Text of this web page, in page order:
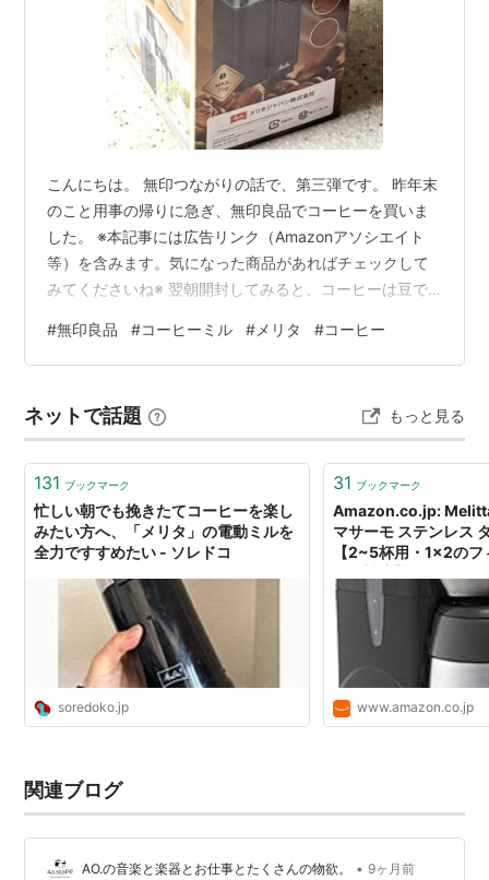
こんにちは。 無印つながりの話で、第三弾です。 昨年末
のこと用事の帰りに急ぎ、無印良品でコーヒーを買いま
した。 ※本記事には広告リンク（Amazonアソシエイト
等）を含みます。気になった商品があればチェックして
みてくださいね※ 翌朝開封してみると、コーヒーは豆で
ドドリップで入れてはいるものの、さすがに豆ではどう
しようもなく。 交換してもらいに行くのには、電車にの
ヒーミルです。 ちょうど、ケーズデンキの株主優待券
2000円分を持っていたので使いました。 ケーズのアプリ
で、３０００円以上のお…
#無印良品 #コーヒーミル # メリタ #コーヒー
ネットで話題 もっと見る
131 ブックマーク
忙しい朝でも挽きたてコーヒーを楽し
みたい方へ、「メリタ」の電動ミルを
全力ですすめたい - ソレドコ
soredoko.jp
31 ブックマーク
Amazon.co.jp:
マサーモ ステンレス
【2~5杯用・1×2の
ッチン
www.amazon.co.jp
関連ブログ
AO.の音楽と楽器とお仕事とたくさんの物欲。 • 9ヶ月前